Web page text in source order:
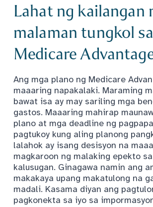
Lahat ng kailangan
malaman tungkol sa
Medicare
Ang mga plano ng Medicare
maaaring napakalaki. Maraming
bawat isa ay may sariling mga
gastos. Maaaring mahirap
plano at mga deadline ng
pagtukoy kung aling planong
lalahok ay isang desisyon na
magkaroon ng malaking epekto
kalusugan. Ginagawa namin ang
makakaya upang makatulong na
madali. Kasama diyan ang
pagkonekta sa iyo sa